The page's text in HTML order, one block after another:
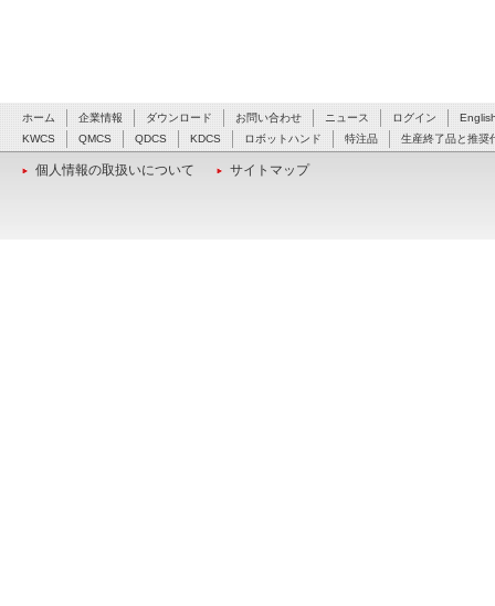
ホーム 企業情報 ダウンロード お問い合わせ ニュース ログイン
KWCS
QMCS QDCS KDCS ロボットハンド 特注品 生産終了品と推奨
個人情報の取扱いについて サイトマップ